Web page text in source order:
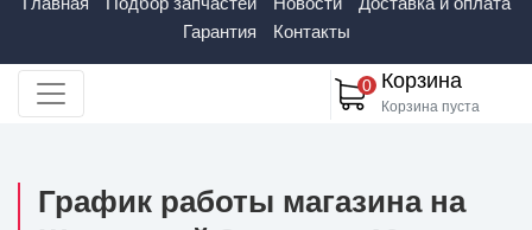
Гарантия
Контакты
0 Корзина
Корзина пуста
График работы магазина на